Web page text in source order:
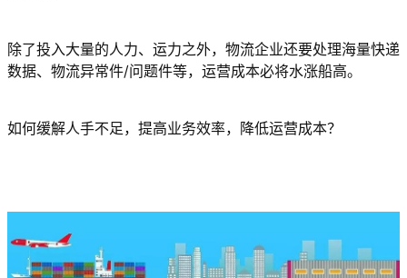
除了投入大量的人力、运力之外，物流企业还要处理海量快递
数据、物流异常件/问题件等，运营成本必将水涨船高。
如何缓解人手不足，提高业务效率，降低运营成本？